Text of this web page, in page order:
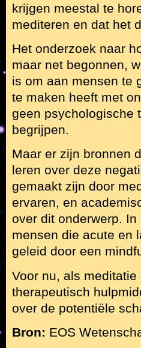
krijgen meestal te
mediteren en dat het
Het onderzoek naar
maar net begonnen,
is om aan mensen te
te maken heeft met
geen psychologische
begrijpen.
Maar er zijn bronnen
leren over deze
gemaakt zijn door
ervaren, en
over dit onderwerp.
mensen die acute en
geleid door een
Voor nu, als
therapeutisch
over de potentiële
Bron: EOS